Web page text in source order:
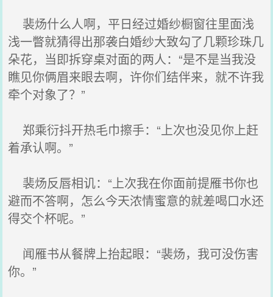
裴炀什么人啊，平日经过婚纱橱窗往里面浅
浅一瞥就猜得出那袭白婚纱大致勾了几颗珍珠几
朵花，当即拆穿桌对面的两人：“是不是当我没
瞧见你俩眉来眼去啊，许你们结伴来，就不许我
牵个对象了？”
郑乘衍抖开热毛巾擦手：“上次也没见你上赶
着承认啊。”
裴炀反唇相讥：“上次我在你面前提雁书你也
避而不答啊，怎么今天浓情蜜意的就差喝口水还
得交个杯呢。”
闻雁书从餐牌上抬起眼：“裴炀，我可没伤害
你。”